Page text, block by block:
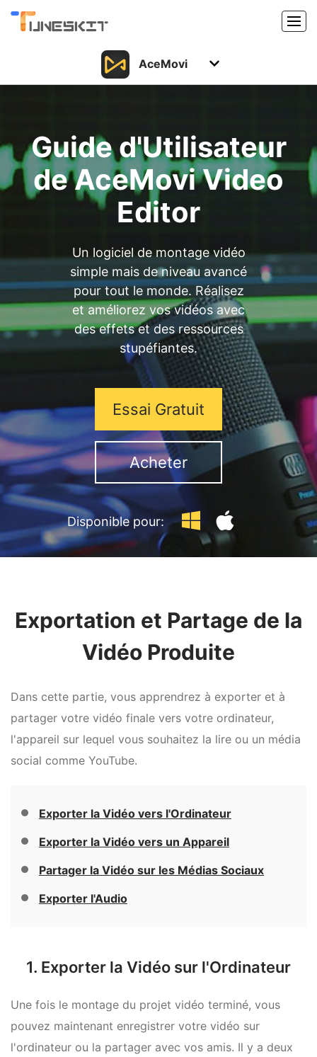
Produits
Support
Centre de téléchargement
AceMovi
Support
Ressources
Guide d'Utilisateur
de AceMovi Video
Editor
Un logiciel de montage vidéo
simple mais de niveau avancé
pour tout le monde. Réalisez
et améliorez vos vidéos avec
des effets et des ressources
stupéfiantes.
Essai Gratuit
Acheter
Disponible pour:
Exportation et Partage de la
Vidéo Produite
Dans cette partie, vous apprendrez à exporter et à
partager votre vidéo finale vers votre ordinateur,
l'appareil sur lequel vous souhaitez la lire ou un média
social comme YouTube.
Exporter la Vidéo vers l'Ordinateur
Exporter la Vidéo vers un Appareil
Partager la Vidéo sur les Médias Sociaux
Exporter l'Audio
1. Exporter la Vidéo sur l'Ordinateur
Une fois le montage du projet vidéo terminé, vous
pouvez maintenant enregistrer votre vidéo sur
l'ordinateur ou la partager avec vos amis. Il y a deux